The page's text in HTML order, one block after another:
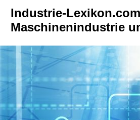
Industrie-
Maschinenindustrie